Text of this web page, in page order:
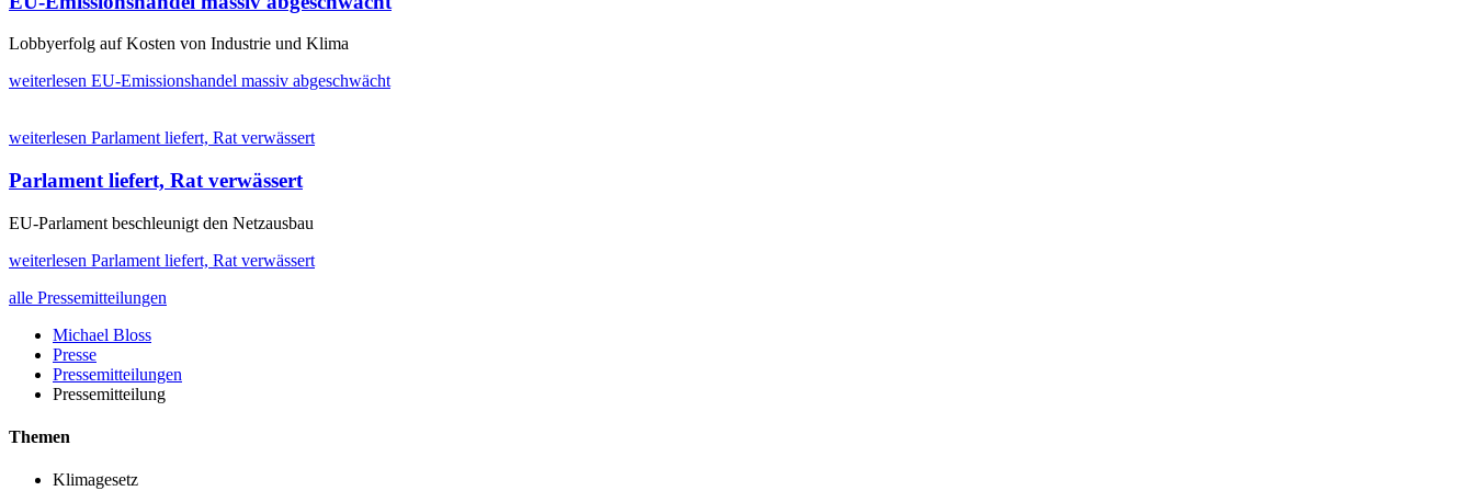
Lobbyerfolg auf Kosten von Industrie und Klima
weiterlesen EU-Emissionshandel massiv abgeschwächt
weiterlesen Parlament liefert, Rat verwässert
Parlament liefert, Rat verwässert
EU-Parlament beschleunigt den Netzausbau
weiterlesen Parlament liefert, Rat verwässert
alle Pressemitteilungen
Michael Bloss
Presse
Pressemitteilungen
Pressemitteilung
Themen
Klimagesetz